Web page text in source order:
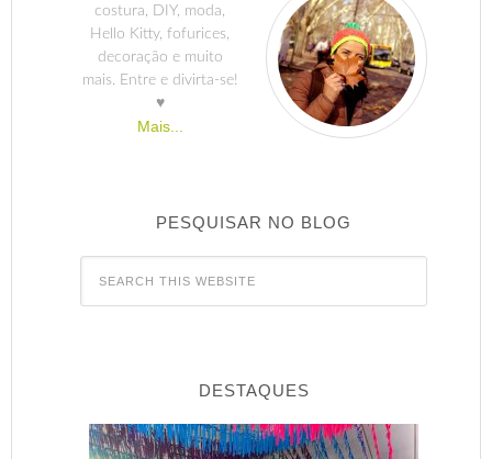
costura, DIY, moda,
Hello Kitty, fofurices,
decoração e muito
mais. Entre e divirta-se!
♥
Mais...
PESQUISAR NO BLOG
DESTAQUES